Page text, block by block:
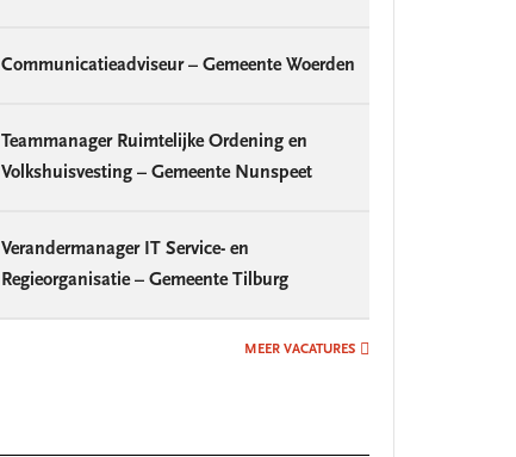
Communicatieadviseur – Gemeente Woerden
Teammanager Ruimtelijke Ordening en
Volkshuisvesting – Gemeente Nunspeet
Verandermanager IT Service- en
Regieorganisatie – Gemeente Tilburg
MEER VACATURES